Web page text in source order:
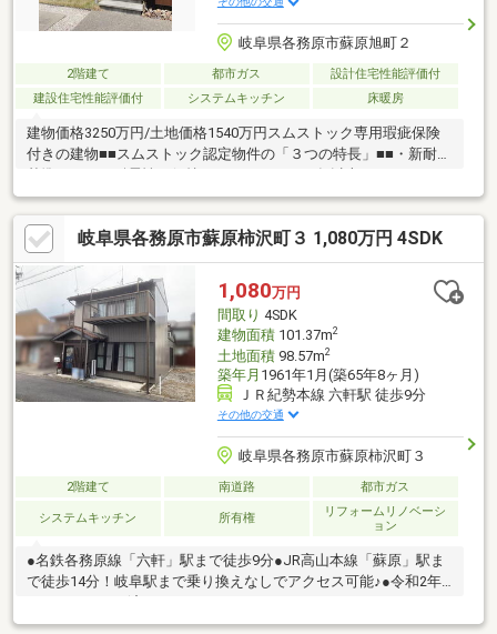
岐阜県各務原市蘇原旭町２
2階建て 都市ガス
設計住宅性能評価付
建設住宅性能評価付
システムキッチン 床暖房
建物価格3250万円/土地価格1540万円スムストック専用瑕疵保険
付きの建物■■スムストック認定物件の「３つの特長」■■・新耐震
スプログラムにより、お住まいを長期にわたり守り続けていま
す。・新築時から実施した「点検・補修」の住宅履歴が保管され
ています。■BF構法の木造2階建■省令準耐火構造の仕様■BELS評
価書取得済（新築時）■太陽光発電システム(4.37ｋｗ）■エネファ
ーム■システムキッチン■システムバス（1616サイズ）■2LDK＋書
庫＋WIC 3LDKへの間取変更可
岐阜県各務原市蘇原柿沢町３ 1,080万円 4SDK
1,080万円
間取り 4SDK
建物面積101.37m2
土地面積98.57m2
築年月 1961年1月(築65年8ヶ月)
ＪＲ紀勢本線 六軒駅 徒歩9分
その他の交通
岐阜県各務原市蘇原柿沢町３
2階建て 南道路 都市ガス
システムキッチン 所有権
リフォームリノベーシ
ョン
●名鉄各務原線「六軒」駅まで徒歩9分●JR高山本線「蘇原」駅ま
で徒歩14分！岐阜駅まで乗り換えなしでアクセス可能♪●令和2年
ス、洗面化粧台など主要設備を新品交換！・フローリング、畳交